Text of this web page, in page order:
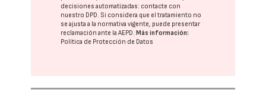
decisiones automatizadas: contacte con
nuestro DPD . Si considera que el tratamiento no
se ajusta a la normativa vigente, puede presentar
reclamación ante laAEPD .Más información:
Política de Protección de Datos